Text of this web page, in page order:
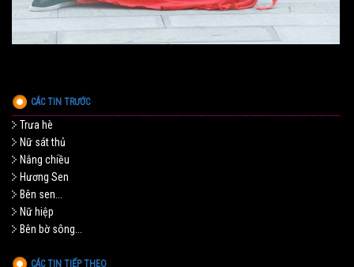
CÁC TIN TRƯỚC
Trưa hè
Nữ sát thủ
Nắng chiều
Hương Sen
Bên sen...
Nữ hiệp
Bên bờ sông...
CÁC TIN TIẾP THEO